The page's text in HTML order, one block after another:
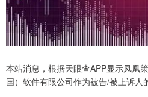
本站消息，根据天眼查APP显示凤凰
国）软件有限公司作为被告/被上诉人